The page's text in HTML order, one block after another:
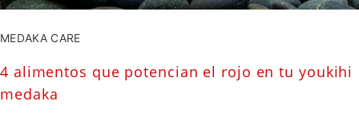
MEDAKA CARE
4 alimentos que potencian el rojo en tu youkihi
medaka